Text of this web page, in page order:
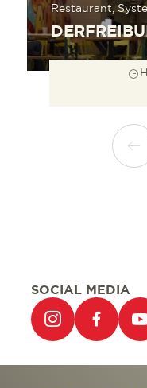
Restaurant,
SOCIAL MEDIA